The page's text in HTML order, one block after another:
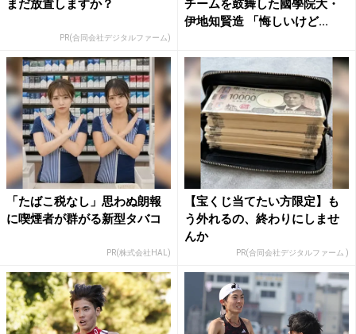
まだ放置しますか？
PR(合同会社デジタルファーム)
チームを鼓舞した國學院大・
伊地知賢造 「悔しいけど...
「たばこ税なし」思わぬ朗報
に喫煙者が群がる新型タバコ
PR(株式会社HAL)
【宝くじ当てたい方限定】も
う外れるの、終わりにしませ
んか
PR(合同会社デジタルファーム )